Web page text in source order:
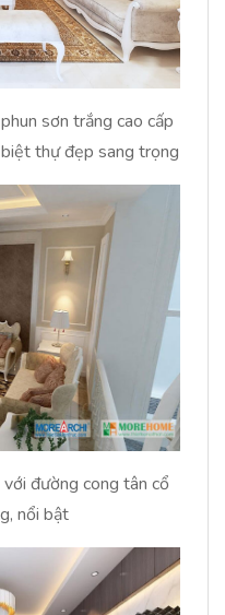
sơn trắng cao cấp
thự đẹp sang trọng
đường cong tân cổ
nổi bật